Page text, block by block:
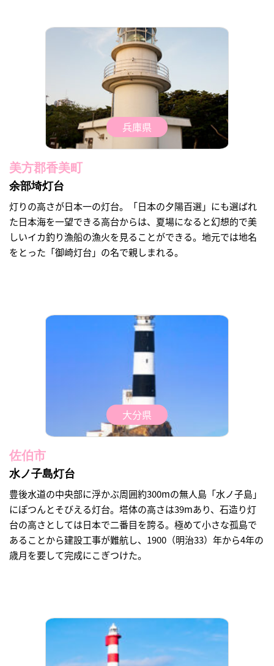
兵庫県
美方郡香美町
余部埼灯台
灯りの高さが日本一の灯台。「日本の夕陽百選」にも選ばれ
た日本海を一望できる高台からは、夏場になると幻想的で美
しいイカ釣り漁船の漁火を見ることができる。地元では地名
をとった「御崎灯台」の名で親しまれる。
大分県
佐伯市
水ノ子島灯台
豊後水道の中央部に浮かぶ周囲約300mの無人島「水ノ子島」
にぽつんとそびえる灯台。塔体の高さは39mあり、石造り灯
台の高さとしては日本で二番目を誇る。極めて小さな孤島で
あることから建設工事が難航し、1900（明治33）年から4年の
歳月を要して完成にこぎつけた。